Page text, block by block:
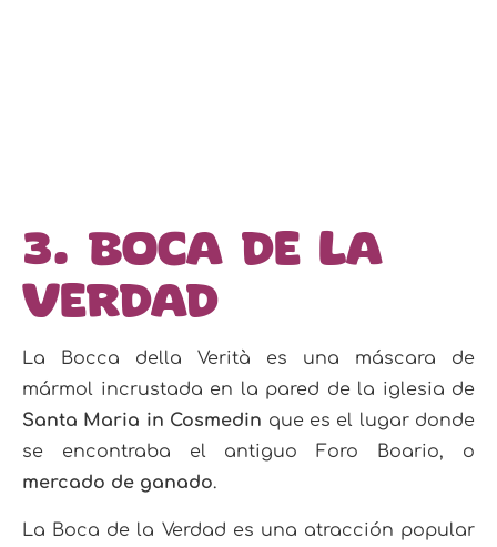
3. Boca de la
Verdad
La Bocca della Verità es una máscara de
mármol incrustada en la pared de la iglesia de
Santa Maria in Cosmedin que es el lugar donde
se encontraba el antiguo Foro Boario, o
mercado de ganado.
La Boca de la Verdad es una atracción popular